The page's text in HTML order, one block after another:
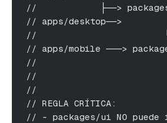
//            ├──>
// apps/desktop──>
//                        └──>
// apps/mobile ───>
//
//
//
// REGLA CRÍTICA:
// - packages/ui NO puede